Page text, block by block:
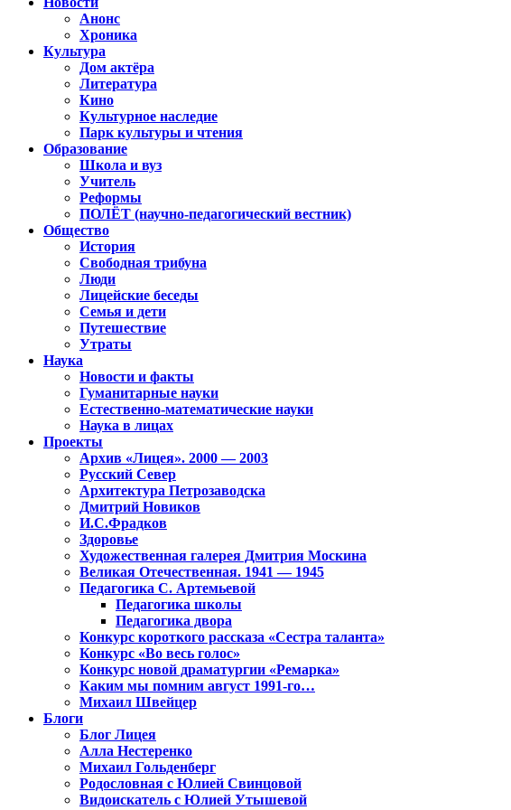
Анонс
Хроника
Культура
Дом актёра
Литература
Кино
Культурное наследие
Парк культуры и чтения
Образование
Школа и вуз
Учитель
Реформы
ПОЛЁТ (научно-педагогический вестник)
Общество
История
Свободная трибуна
Люди
Лицейские беседы
Семья и дети
Путешествие
Утраты
Наука
Новости и факты
Гуманитарные науки
Естественно-математические науки
Наука в лицах
Проекты
Архив «Лицея». 2000 — 2003
Русский Север
Архитектура Петрозаводска
Дмитрий Новиков
И.С.Фрадков
Здоровье
Художественная галерея Дмитрия Москина
Великая Отечественная. 1941 — 1945
Педагогика С. Артемьевой
Педагогика школы
Педагогика двора
Конкурс короткого рассказа «Сестра таланта»
Конкурс «Во весь голос»
Конкурс новой драматургии «Ремарка»
Каким мы помним август 1991-го…
Михаил Швейцер
Блоги
Блог Лицея
Алла Нестеренко
Михаил Гольденберг
Родословная с Юлией Свинцовой
Видоискатель с Юлией Утышевой